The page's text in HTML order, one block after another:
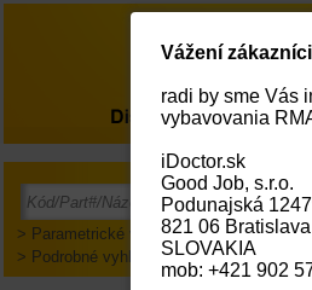
> Parametrické vyhľadávanie
> Podrobné vyhľadávanie
Vážení zákazníci
radi by sme Vás
vybavovania
iDoctor.sk
Good Job, s.r.o.
Podunajská
821 06 Bratislava
SLOVAKIA
mob: +421 902